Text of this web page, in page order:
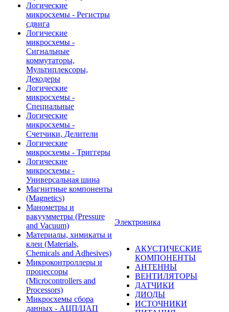
Логические
микросхемы - Регистры
сдвига
Логические
микросхемы -
Сигнальные
коммутаторы,
Мультиплексоры,
Декодеры
Логические
микросхемы -
Специальные
Логические
микросхемы -
Счетчики, Делители
Логические
микросхемы - Триггеры
Логические
микросхемы -
Универсальная шина
Магнитные компоненты
(Magnetics)
Манометры и
вакуумметры (Pressure
and Vacuum)
Материалы, химикаты и
клеи (Materials,
Chemicals and Adhesives)
Микроконтроллеры и
процессоры
(Microcontrollers and
Processors)
Микросхемы сбора
данных - АЦП/ЦАП
Электроника
АКУСТИЧЕСКИЕ
КОМПОНЕНТЫ
АНТЕННЫ
ВЕНТИЛЯТОРЫ
ДАТЧИКИ
ДИОДЫ
ИСТОЧНИКИ